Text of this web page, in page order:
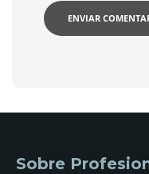
Sobre